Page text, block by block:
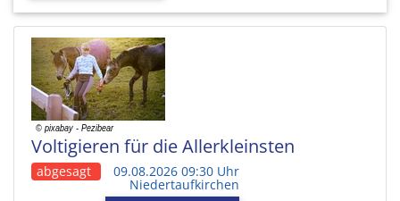
Voltigieren für die Allerkleinsten
abgesagt 09.08.2026 09:30 Uhr
Niedertaufkirchen